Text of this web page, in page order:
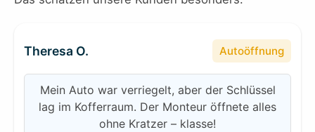
Theresa O. Autoöffnung
Mein Auto war verriegelt, aber der Schlüssel
lag im Kofferraum. Der Monteur öffnete alles
ohne Kratzer – klasse!